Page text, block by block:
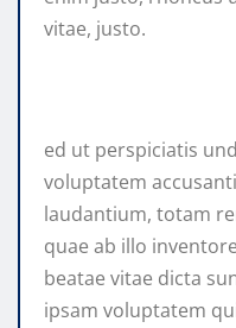
vitae, justo.
ed ut perspiciatis
voluptatem
laudantium, totam
quae ab illo
beatae vitae dicta
ipsam voluptatem